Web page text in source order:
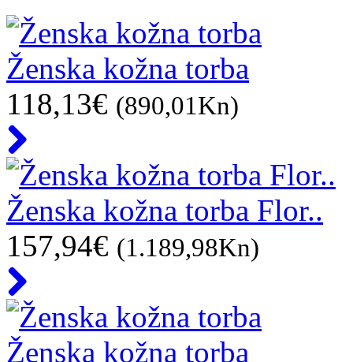
Ženska kožna torba
118,13€ (890,01Kn)
Ženska kožna torba Flor..
157,94€ (1.189,98Kn)
Ženska kožna torba